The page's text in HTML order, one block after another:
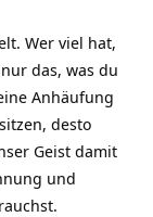
Wer viel hat,
das, was du
Anhäufung
desto
Geist damit
und